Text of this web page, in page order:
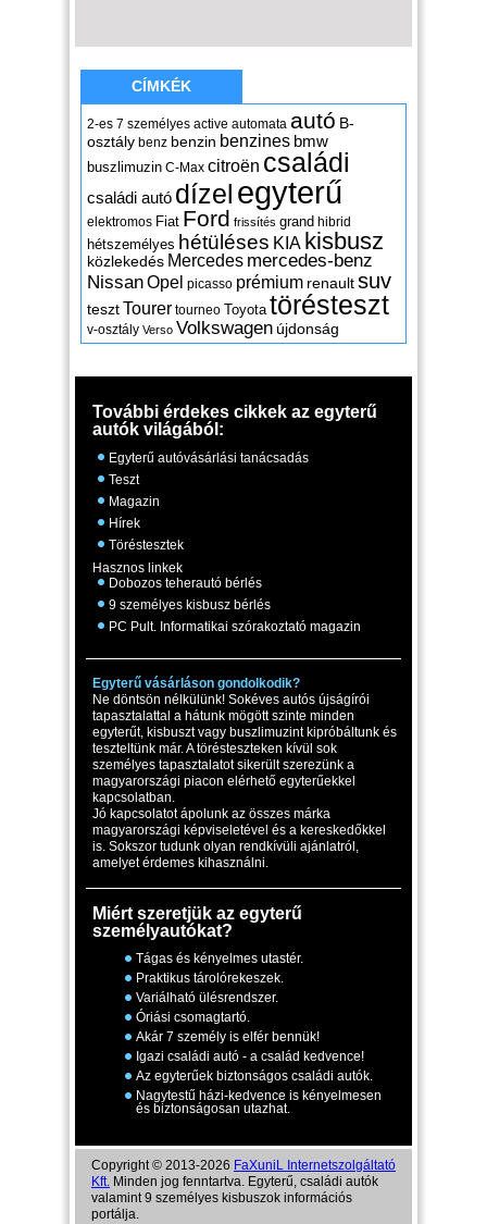
CÍMKÉK
2-es 7 személyes active automata autó B-
osztály benz benzin benzines bmw
buszlimuzin C-Max citroën családi
családi autó dízel egyterű
elektromos Fiat Ford frissítés grand hibrid
hétszemélyes hétüléses KIA kisbusz
közlekedés Mercedes mercedes-benz
NissanOpel picasso prémium renaultsuv
tesztTourer tourneo Toyota törésteszt
v-osztály Verso Volkswagen újdonság
További érdekes cikkek az egyterű
autók világából:
Egyterű autóvásárlási tanácsadás
Teszt
Magazin
Hírek
Töréstesztek
Hasznos linkek
Dobozos teherautó bérlés
9 személyes kisbusz bérlés
PC Pult. Informatikai szórakoztató magazin
Egyterű vásárláson gondolkodik?
Ne döntsön nélkülünk! Sokéves autós újságírói
tapasztalattal a hátunk mögött szinte minden
egyterűt, kisbuszt vagy buszlimuzint kipróbáltunk és
teszteltünk már. A törésteszteken kívül sok
személyes tapasztalatot sikerült szerezünk a
magyarországi piacon elérhető egyterűekkel
kapcsolatban.
Jó kapcsolatot ápolunk az összes márka
magyarországi képviseletével és a kereskedőkkel
is. Sokszor tudunk olyan rendkívüli ajánlatról,
amelyet érdemes kihasználni.
Miért szeretjük az egyterű
személyautókat?
Tágas és kényelmes utastér.
Praktikus tárolórekeszek.
Variálható ülésrendszer.
Óriási csomagtartó.
Akár 7 személy is elfér bennük!
Igazi családi autó - a család kedvence!
Az egyterűek biztonságos családi autók.
Nagytestű házi-kedvence is kényelmesen
és biztonságosan utazhat.
Copyright © 2013-2026 FaXuniL Internetszolgáltató
Kft. Minden jog fenntartva. Egyterű, családi autók
valamint 9 személyes kisbuszok információs
portálja.